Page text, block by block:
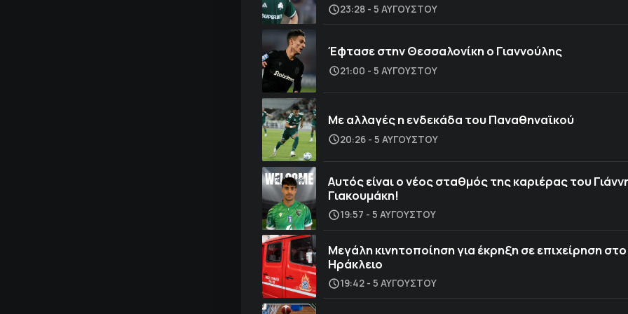
23:28 - 5 ΑΥΓΟΎΣΤΟΥ
Έφτασε στην Θεσσαλονίκη ο Γιαννούλης
21:00 - 5 ΑΥΓΟΎΣΤΟΥ
Με αλλαγές η ενδεκάδα του Παναθηναϊκού
20:26 - 5 ΑΥΓΟΎΣΤΟΥ
Αυτός είναι ο νέος σταθμός της καριέρας του
Γιακουμάκη!
19:57 - 5 ΑΥΓΟΎΣΤΟΥ
Μεγάλη κινητοποίηση για έκρηξη σε επιχείρηση στο
Ηράκλειο
19:42 - 5 ΑΥΓΟΎΣΤΟΥ